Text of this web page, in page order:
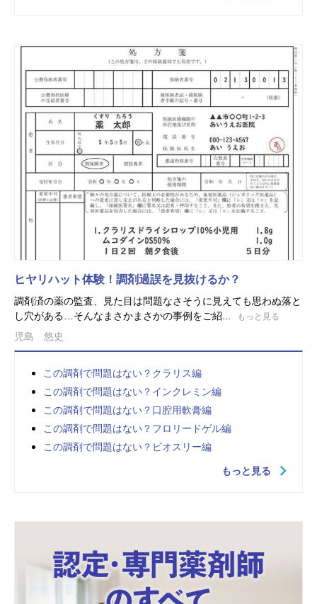
ヒヤリハット体験！調剤過誤を見抜けるか？
調剤済の薬の監査、見た目は問題なさそうに見えても思わぬ落と
し穴がある…そんなまさかまさかの事例をご紹...
もっと見る
児島 悠史
この調剤で問題はない？クラリス編
この調剤で問題はない？インクレミン編
この調剤で問題はない？口腔用軟膏編
この調剤で問題はない？フロリードゲル編
この調剤で問題はない？ビオスリー編
もっと見る